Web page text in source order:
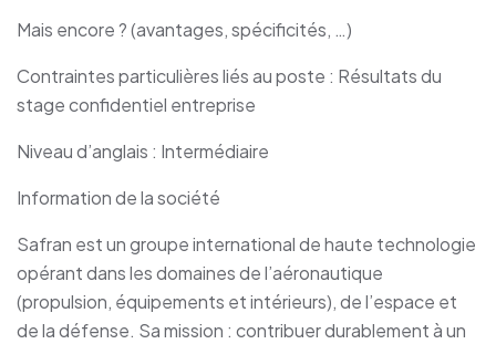
Mais encore ? (avantages, spécificités, …)
Contraintes particulières liés au poste : Résultats du
stage confidentiel entreprise
Niveau d’anglais : Intermédiaire
Information de la société
Safran est un groupe international de haute technologie
opérant dans les domaines de l’aéronautique
(propulsion, équipements et intérieurs), de l’espace et
de la défense. Sa mission : contribuer durablement à un